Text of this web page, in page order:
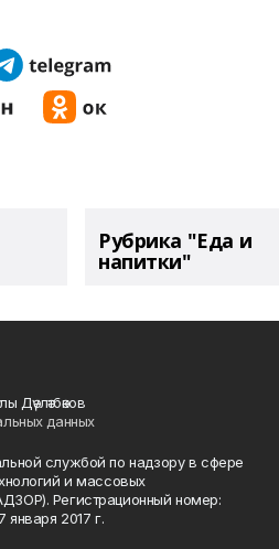
Рубрика "Еда и
напитки"
Дәүләтбәков
данных
службой по надзору в сфере
и массовых
Регистрационный номер:
2017 г.